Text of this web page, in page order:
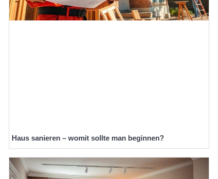
Haus sanieren – womit sollte man beginnen?